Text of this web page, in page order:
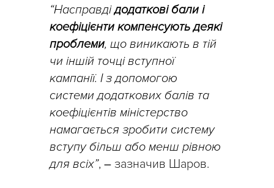
“Насправдідодаткові бали і
коефіцієнти компенсують деякі
проблеми, що виникають в тій
чи іншій точці вступної
кампанії. І з допомогою
системи додаткових балів та
коефіцієнтів міністерство
намагається зробити систему
вступу більш або менш рівною
для всіх”, – зазначив Шаров.